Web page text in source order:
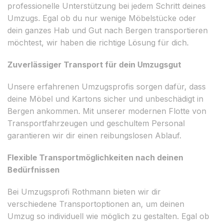
professionelle Unterstützung bei jedem Schritt deines
Umzugs. Egal ob du nur wenige Möbelstücke oder
dein ganzes Hab und Gut nach Bergen transportieren
möchtest, wir haben die richtige Lösung für dich.
Zuverlässiger Transport für dein Umzugsgut
Unsere erfahrenen Umzugsprofis sorgen dafür, dass
deine Möbel und Kartons sicher und unbeschädigt in
Bergen ankommen. Mit unserer modernen Flotte von
Transportfahrzeugen und geschultem Personal
garantieren wir dir einen reibungslosen Ablauf.
Flexible Transportmöglichkeiten nach deinen
Bedürfnissen
Bei Umzugsprofi Rothmann bieten wir dir
verschiedene Transportoptionen an, um deinen
Umzug so individuell wie möglich zu gestalten. Egal ob